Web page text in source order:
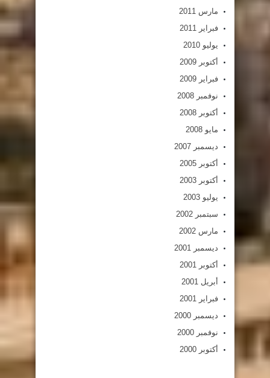
مارس 2011
فبراير 2011
يوليو 2010
أكتوبر 2009
فبراير 2009
نوفمبر 2008
أكتوبر 2008
مايو 2008
ديسمبر 2007
أكتوبر 2005
أكتوبر 2003
يوليو 2003
سبتمبر 2002
مارس 2002
ديسمبر 2001
أكتوبر 2001
أبريل 2001
فبراير 2001
ديسمبر 2000
نوفمبر 2000
أكتوبر 2000